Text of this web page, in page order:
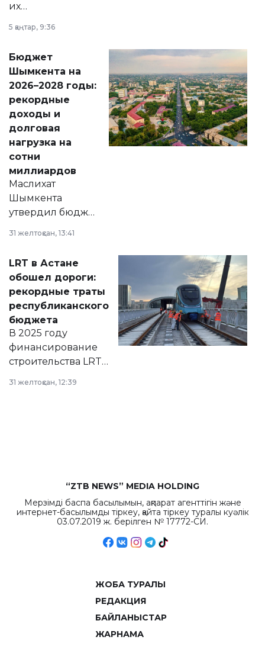
их
принести
народу
Венесуэлы.
5 қаңтар, 9:36
Бюджет
Шымкента на
2026–2028 годы:
рекордные
доходы и
долговая
нагрузка на
сотни
миллиардов
Маслихат
Шымкента
утвердил бюджет
2028 годы.
документ
появился в базе
нормативных
правовых актов и
на сайте маслихат
города.
31 желтоқсан, 13:41
LRT в Астане
обошел дороги:
рекордные траты
республиканского
бюджета
В 2025 году
финансирование
строительства LRT
республиканского
31 желтоқсан, 12:39
“ZTB NEWS” MEDIA HOLDING
Мерзімді баспа басылымын, ақпарат агенттігін және
интернет-басылымды тіркеу, қайта тіркеу туралы куәлік
03.07.2019 ж. берілген № 17772-СИ.
ЖОБА ТУРАЛЫ
РЕДАКЦИЯ
БАЙЛАНЫСТАР
ЖАРНАМА